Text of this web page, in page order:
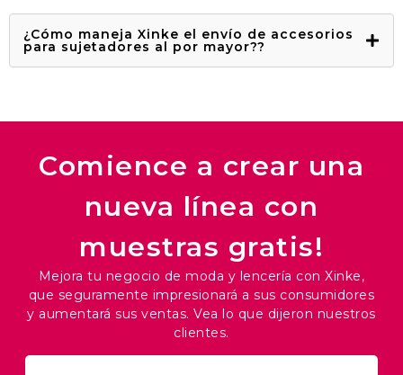
¿Cómo maneja Xinke el envío de accesorios
para sujetadores al por mayor??
Comience a crear una
nueva línea con
muestras gratis!
Mejora tu negocio de moda y lencería con Xinke,
que seguramente impresionará a sus consumidores
y aumentará sus ventas. Vea lo que dijeron nuestros
clientes.